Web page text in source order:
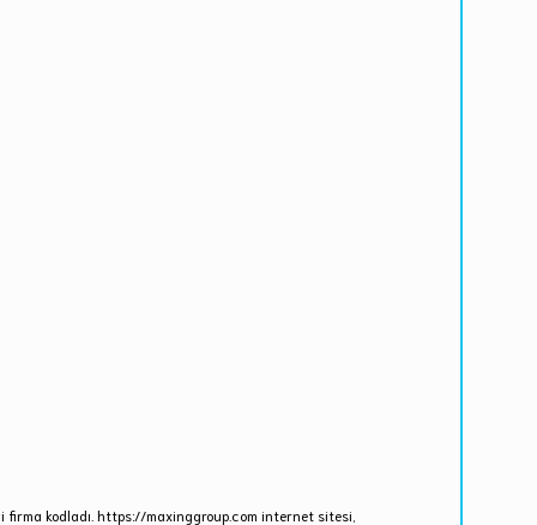
kodladı. https://maxinggroup.com internet sitesi,